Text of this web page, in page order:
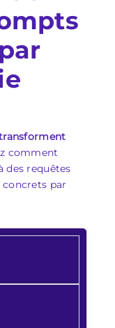
comment
des requêtes
concrets par